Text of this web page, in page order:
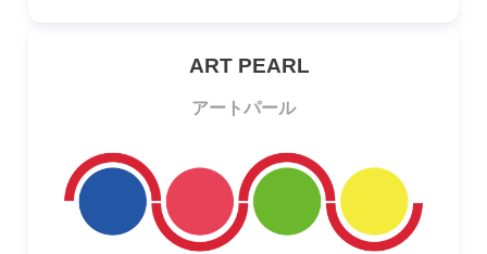
ART PEARL
アートパール